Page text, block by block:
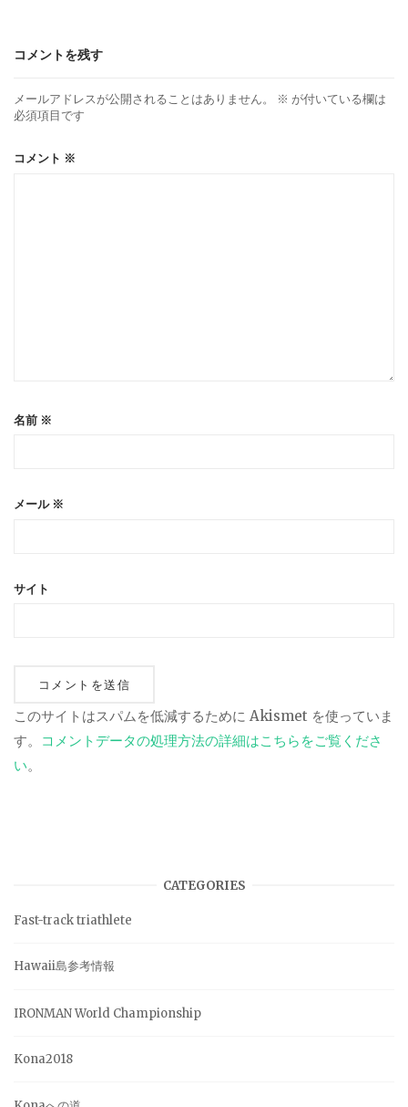
コメントを残す
メールアドレスが公開されることはありません。 ※ が付いている欄は
必須項目です
コメント ※
名前 ※
メール ※
サイト
このサイトはスパムを低減するために Akismet を使っていま
す。
コメントデータの処理方法の詳細はこちらをご覧くださ
い。
CATEGORIES
Fast-track triathlete
Hawaii島参考情報
IRONMAN World Championship
Kona2018